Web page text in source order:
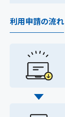
利用申請の流れ